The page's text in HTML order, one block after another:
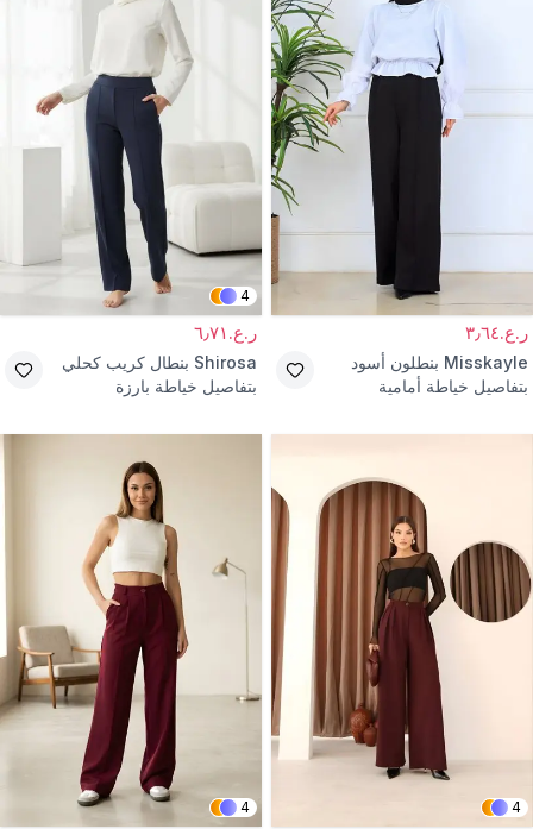
ر.ع.٣٫٦٤
Misskayle بنطلون أسود
بتفاصيل خياطة أمامية
4
ر.ع.٦٫٧١
Shirosa بنطال كريب كحلي
بتفاصيل خياطة بارزة
4
4